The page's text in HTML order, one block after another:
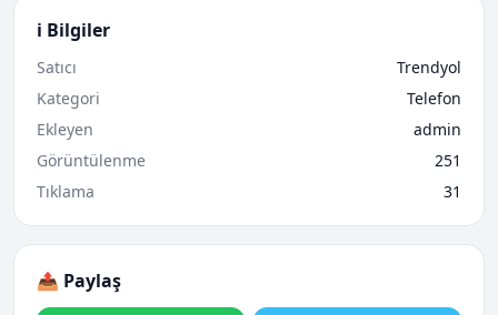
ℹ️ Bilgiler
Satıcı
Trendyol
Kategori
Telefon
Ekleyen
admin
Görüntülenme
251
Tıklama
31
📤 Paylaş